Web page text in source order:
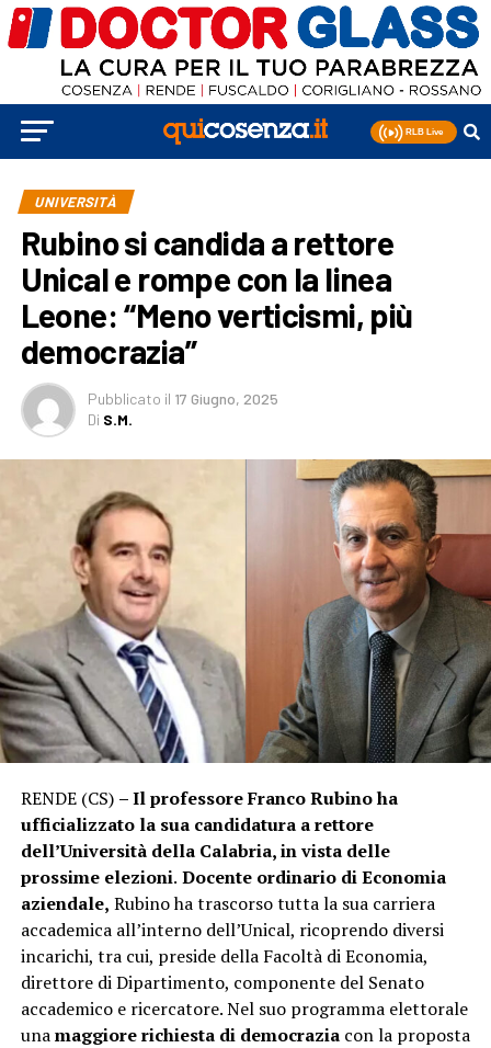
UNIVERSITÀ
Rubino si candida a rettore
Unical e rompe con la linea
Leone: “Meno verticismi, più
democrazia”
Pubblicato il 17 Giugno, 2025
Di S.M.
RENDE (CS) – Il professore Franco Rubino ha
ufficializzato la sua candidatura a rettore
dell’Università della Calabria, in vista delle
prossime elezioni. Docente ordinario di Economia
aziendale, Rubino ha trascorso tutta la sua carriera
accademica all’interno dell’Unical, ricoprendo diversi
incarichi, tra cui, preside della Facoltà di Economia,
direttore di Dipartimento, componente del Senato
accademico e ricercatore. Nel suo programma elettorale
unamaggiore richiesta di democraziacon la proposta